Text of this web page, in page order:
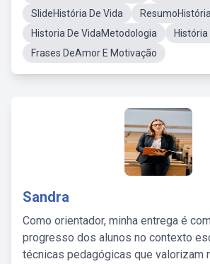
SlideHistória De Vida
Historia De VidaMetodologia
História
Frases DeAmor E Motivação
Sandra
Como orientador, minha entrega é
progresso dos alunos no contexto
técnicas pedagógicas que valorizam